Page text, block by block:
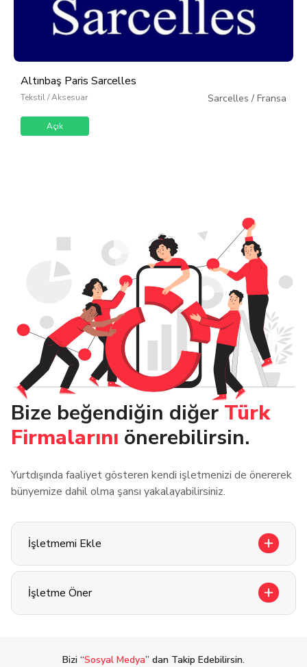
Altınbaş Paris Sarcelles
Tekstil / Aksesuar Sarcelles / Fransa
Açık
Bize beğendiğin diğer Türk
Firmalarını önerebilirsin.
Yurtdışında faaliyet gösteren kendi işletmenizi de önererek
bünyemize dahil olma şansı yakalayabilirsiniz.
İşletmemi Ekle
İşletme Öner
Bizi “Sosyal Medya” dan Takip Edebilirsin.